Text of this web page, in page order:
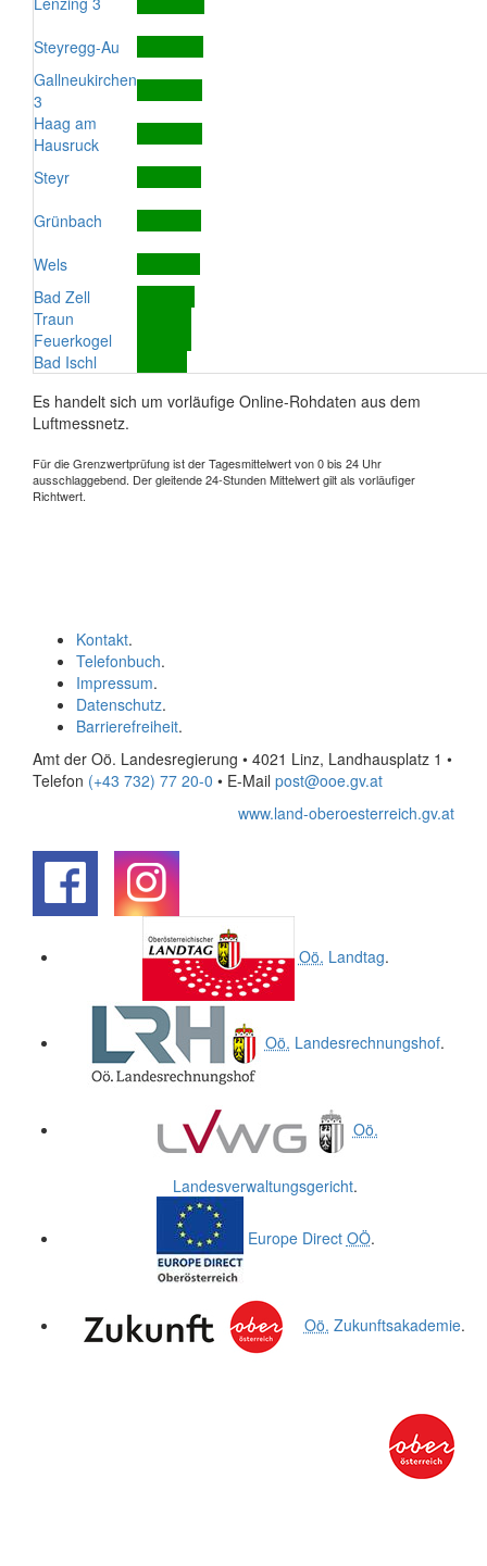
Steyregg-Au
Gallneukirchen
3
Haag am
Hausruck
Steyr
Grünbach
Wels
Bad Zell
Traun
Feuerkogel
Bad Ischl
Es handelt sich um vorläufige Online-Rohdaten aus dem
Luftmessnetz.
Für die Grenzwertprüfung ist der Tagesmittelwert von 0 bis 24 Uhr
ausschlaggebend. Der gleitende 24-Stunden Mittelwert gilt als vorläufiger
Richtwert.
Kontakt.
Telefonbuch.
Impressum.
Datenschutz.
Barrierefreiheit.
Amt der Oö. Landesregierung • 4021 Linz, Landhausplatz 1 •
Telefon (+43 732) 77 20-0 • E-Mail post@ooe.gv.at
www.land-oberoesterreich.gv.at
Oö. Landtag.
Oö. Landesrechnungshof.
Oö.
Landesverwaltungsgericht.
Europe Direct OÖ.
Oö. Zukunftsakademie.